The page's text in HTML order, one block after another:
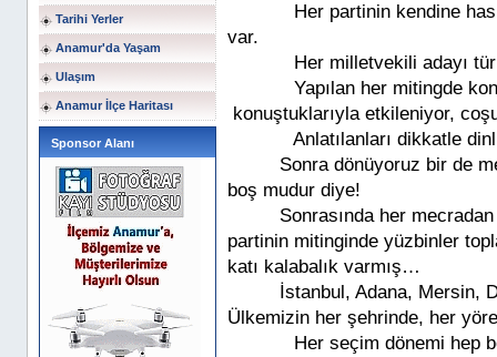
Tarihi Yerler
Anamur'da Yaşam
Ulaşım
Anamur İlçe Haritası
Sponsor Alanı
Her partinin kendine
var.
Her milletvekili adayı
Yapılan her mitingde
konuştuklarıyla etkileniyor,
Anlatılanları dikkatle
Sonra dönüyoruz bir de
boş mudur diye!
Sonrasında her
partinin mitinginde yüzbinler
katı kalabalık varmış…
İstanbul, Adana, Mersin,
Ülkemizin her şehrinde, her
Her seçim dönemi hep